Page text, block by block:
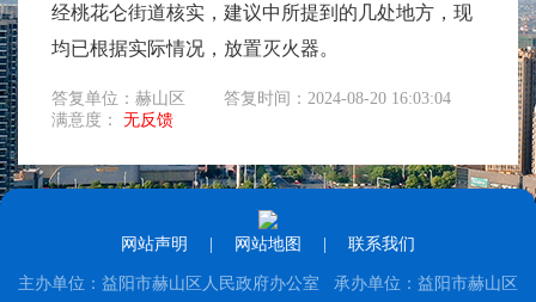
经桃花仑街道核实，建议中所提到的几处地方，现
均已根据实际情况，放置灭火器。
答复单位：赫山区
答复时间：2024-08-20 16:03:04
满意度： 无反馈
网站声明 网站地图 联系我们
主办单位：益阳市赫山区人民政府办公室 承办单位：益阳市赫山区